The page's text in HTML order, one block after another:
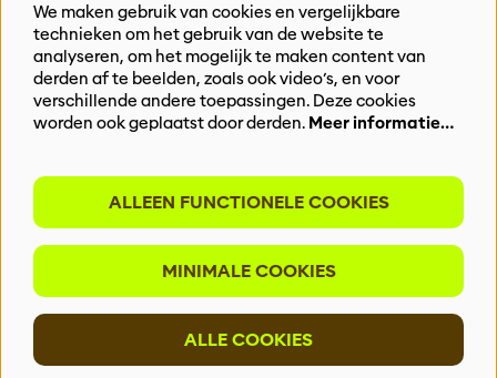
Privacy
BLIJF OP DE HOOGTE
Meld je aan voor onze nieuwsbrief
INSCHRIJVEN
We maken gebruik van cookies en vergelijkbare
technieken om het gebruik van de website te
analyseren, om het mogelijk te maken content van
derden af te beelden, zoals ook video’s, en voor
verschillende andere toepassingen. Deze cookies
worden ook geplaatst door derden. Meer informatie…
ALLEEN FUNCTIONELE COOKIES
MINIMALE COOKIES
ALLE COOKIES